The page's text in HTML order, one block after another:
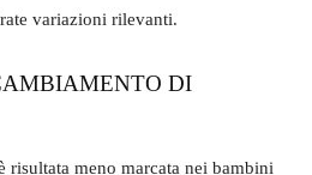
variazioni rilevanti.
DI
risultata meno marcata nei bambini